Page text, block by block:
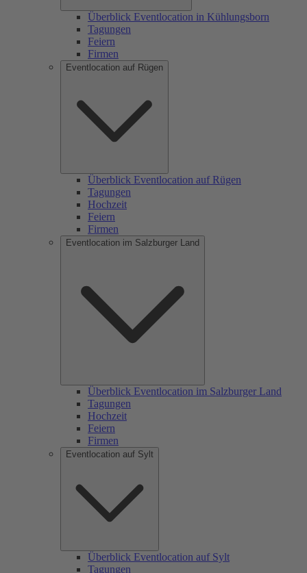
Überblick Eventlocation in Kühlungsborn
Tagungen
Feiern
Firmen
Eventlocation auf Rügen
Überblick Eventlocation auf Rügen
Tagungen
Hochzeit
Feiern
Firmen
Eventlocation im Salzburger Land
Überblick Eventlocation im Salzburger Land
Tagungen
Hochzeit
Feiern
Firmen
Eventlocation auf Sylt
Überblick Eventlocation auf Sylt
Tagungen